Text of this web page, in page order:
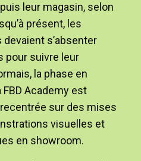
leur magasin, selon
présent, les
s’absenter
pour suivre leur
la phase en
Academy est
sur des mises
visuelles et
en showroom.